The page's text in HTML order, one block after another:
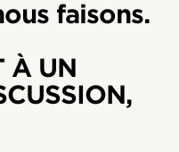
faisons.
À UN